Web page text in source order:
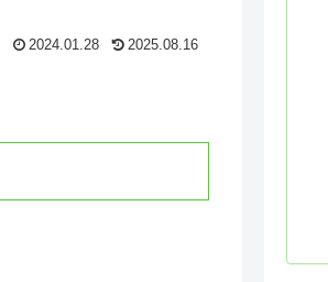
2024.01.28 2025.08.16